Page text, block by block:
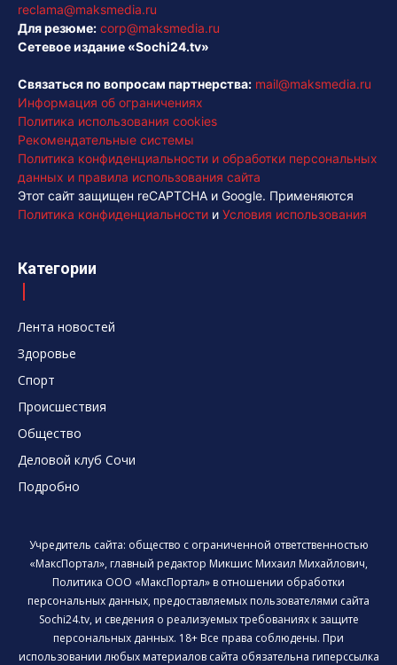
reclama@maksmedia.ru
Для резюме: corp@maksmedia.ru
Сетевое издание «Sochi24.tv»
Связаться по вопросам партнерства: mail@maksmedia.ru
Информация об ограничениях
Политика использования cookies
Рекомендательные системы
Политика конфиденциальности и обработки персональных
данных и правила использования сайта
Этот сайт защищен reCAPTCHA и Google. Применяются
Политика конфиденциальности и Условия использования
Категории
Лента новостей
Здоровье
Спорт
Происшествия
Общество
Деловой клуб Сочи
Подробно
Учредитель сайта: общество с ограниченной ответственностью
«МаксПортал», главный редактор Микшис Михаил Михайлович,
Политика ООО «МаксПортал» в отношении обработки
персональных данных, предоставляемых пользователями сайта
Sochi24.tv, и сведения о реализуемых требованиях к защите
персональных данных. 18+ Все права соблюдены. При
использовании любых материалов сайта обязательна гиперссылка